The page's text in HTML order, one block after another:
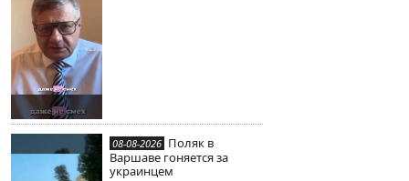
08-08-2026 Поляк в
Варшаве гоняется за
украинцем